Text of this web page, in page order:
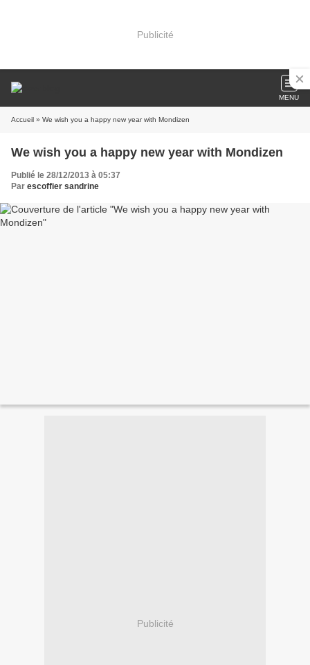
Publicité
MENU
Accueil » We wish you a happy new year with Mondizen
We wish you a happy new year with Mondizen
Publié le 28/12/2013 à 05:37
Par escoffier sandrine
Publicité